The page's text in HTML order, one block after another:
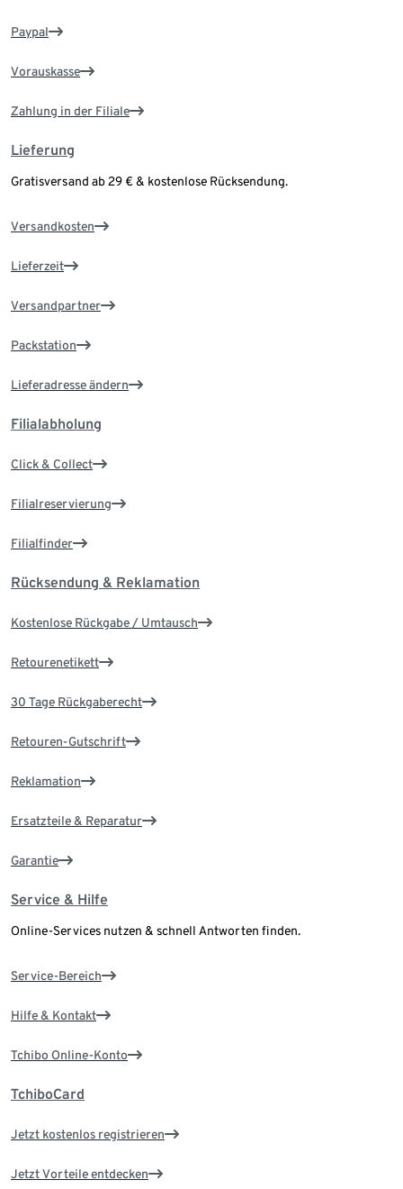
Paypal
Vorauskasse
Zahlung in der Filiale
Lieferung
Gratisversand ab 29 € & kostenlose Rücksendung.
Versandkosten
Lieferzeit
Versandpartner
Packstation
Lieferadresse ändern
Filialabholung
Click & Collect
Filialreservierung
Filialfinder
Rücksendung & Reklamation
Kostenlose Rückgabe / Umtausch
Retourenetikett
30 Tage Rückgaberecht
Retouren-Gutschrift
Reklamation
Ersatzteile & Reparatur
Garantie
Service & Hilfe
Online-Services nutzen & schnell Antworten finden.
Service-Bereich
Hilfe & Kontakt
Tchibo Online-Konto
TchiboCard
Jetzt kostenlos registrieren
Jetzt Vorteile entdecken